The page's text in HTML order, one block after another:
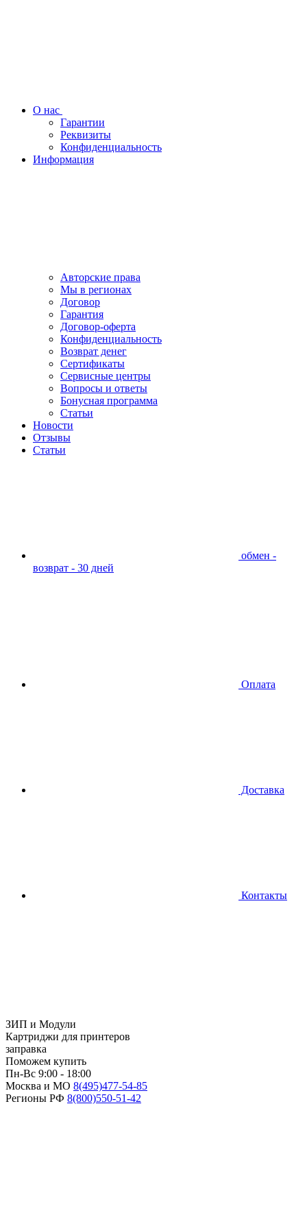
О нас
Гарантии
Реквизиты
Конфиденциальность
Информация
Авторские права
Мы в регионах
Договор
Гарантия
Договор-оферта
Конфиденциальность
Возврат денег
Сертификаты
Сервисные центры
Вопросы и ответы
Бонусная программа
Статьи
Новости
Отзывы
Статьи
обмен -
возврат - 30 дней
Оплата
Доставка
Контакты
ЗИП и Модули
Картриджи для принтеров
заправка
Поможем купить
Пн-Вс 9:00 - 18:00
Москва и МО 8(495)477-54-85
Регионы РФ 8(800)550-51-42